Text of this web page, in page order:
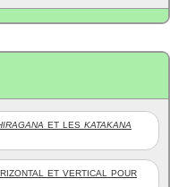
et les katakana
et vertical pour